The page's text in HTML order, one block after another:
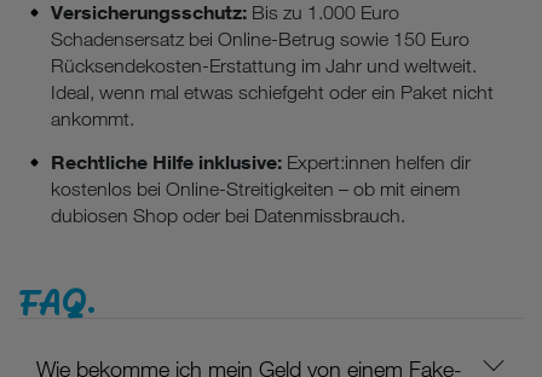
Versicherungsschutz: Bis zu 1.000 Euro
Schadensersatz bei Online-Betrug sowie 150 Euro
Rücksendekosten-Erstattung im Jahr und weltweit.
Ideal, wenn mal etwas schiefgeht oder ein Paket nicht
ankommt.
Rechtliche Hilfe inklusive: Expert:innen helfen dir
kostenlos bei Online-Streitigkeiten – ob mit einem
dubiosen Shop oder bei Datenmissbrauch.
FAQ.
Wie bekomme ich mein Geld von einem Fake-